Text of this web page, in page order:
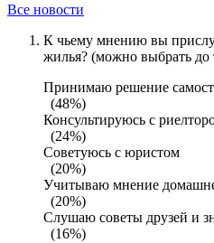
Все новости
К чьему мнению вы
жилья? (можно выбрать до
Принимаю решение
(48%)
Консультируюсь с
(24%)
Советуюсь с юристом
(20%)
Учитываю мнение
(20%)
Слушаю советы друзей и
(16%)